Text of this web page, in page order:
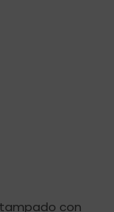
con